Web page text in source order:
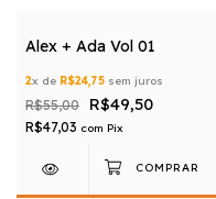
Alex + Ada Vol 01
2x de R$24,75 sem juros
R$55,00 R$49,50
R$47,03 com Pix